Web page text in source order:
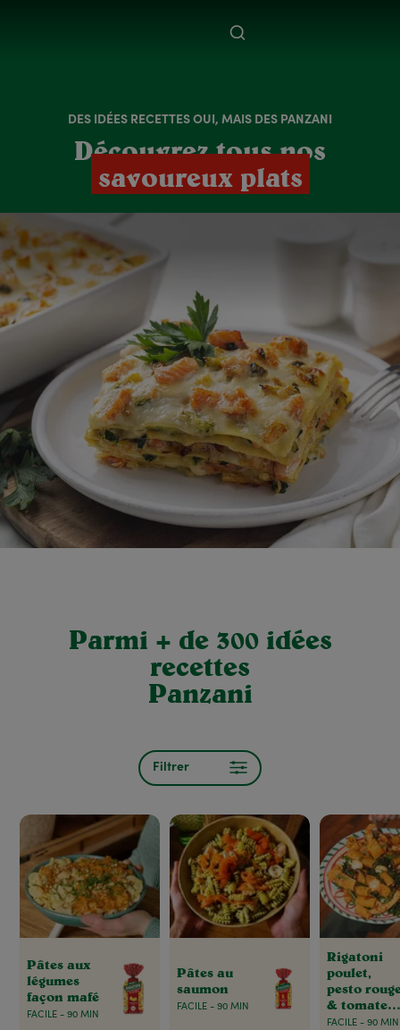
DES IDÉES RECETTES OUI, MAIS DES PANZANI
Découvrez tous nos
savoureux plats
Parmi + de 300 idées
recettes
Panzani
Filtrer
Pâtes aux
légumes
façon mafé
FACILE - 90 MIN
Pâtes au
saumon
FACILE - 90 MIN
Rigatoni
poulet,
pesto
& tomates
séchées
FACILE - 90 MIN